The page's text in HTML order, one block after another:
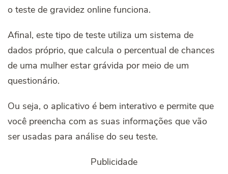
o teste de gravidez online funciona.
Afinal, este tipo de teste utiliza um sistema de
dados próprio, que calcula o percentual de chances
de uma mulher estar grávida por meio de um
questionário.
Ou seja, o aplicativo é bem interativo e permite que
você preencha com as suas informações que vão
ser usadas para análise do seu teste.
Publicidade